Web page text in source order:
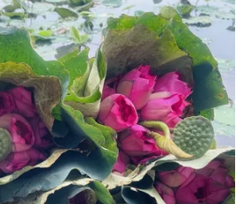
Cai
Long Thành
06/08/2026 15:07
Chưa đầu tư mở rộng Quốc